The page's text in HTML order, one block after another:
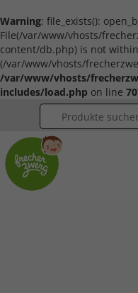
Warning: file_exists():
File(/var/www/vhosts/
content/db.php) is not
(/var/www/vhosts/
/var/www/vhosts/
includes/load.php on line